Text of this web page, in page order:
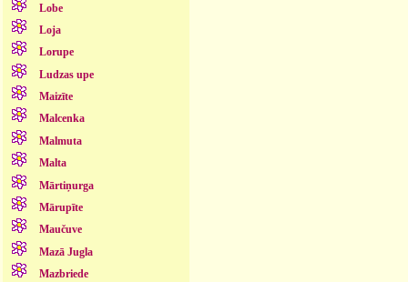
Lobe
Loja
Lorupe
Ludzas upe
Maizīte
Malcenka
Malmuta
Malta
Mārtiņurga
Mārupīte
Maučuve
Mazā Jugla
Mazbriede